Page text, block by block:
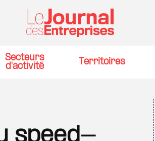
Secteurs
d'activité
Territoires